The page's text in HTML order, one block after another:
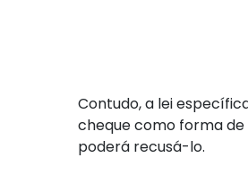
Contudo, a lei
cheque como forma
poderá recusá-lo.